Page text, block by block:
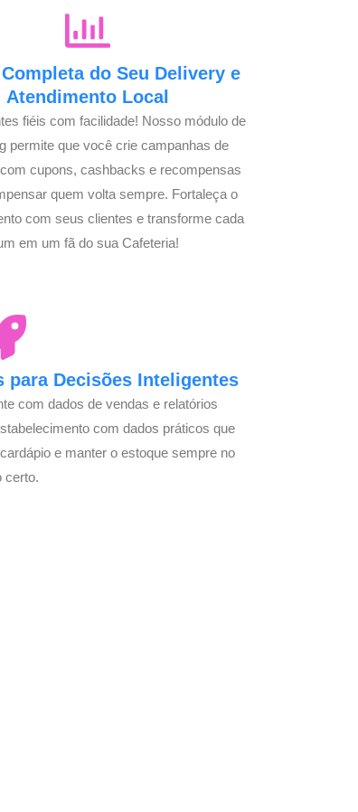
do Seu Delivery e
Atendimento Local
fiéis com facilidade! Nosso módulo de
permite que você crie campanhas de
cupons, cashbacks e recompensas
quem volta sempre. Fortaleça o
com seus clientes e transforme cada
em um fã do sua Cafeteria!
para Decisões Inteligentes
com dados de vendas e relatórios
com dados práticos que
e manter o estoque sempre no
certo.